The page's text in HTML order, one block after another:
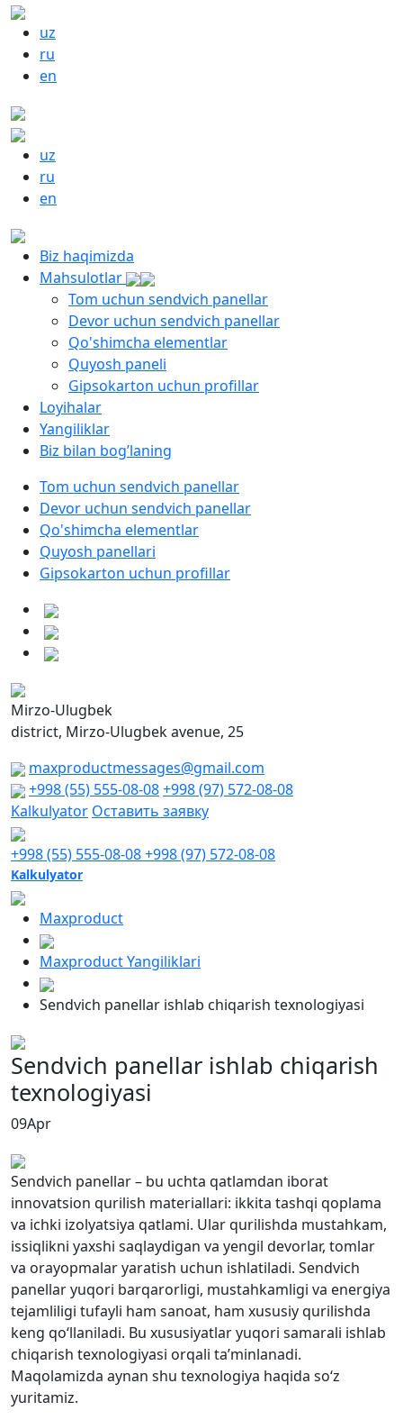
uz
ru
en
uz
ru
en
Biz haqimizda
Mahsulotlar
Tom uchun sendvich panellar
Devor uchun sendvich panellar
Qo'shimcha elementlar
Quyosh paneli
Gipsokarton uchun profillar
Loyihalar
Yangiliklar
Biz bilan bog’laning
Tom uchun sendvich panellar
Devor uchun sendvich panellar
Qo'shimcha elementlar
Quyosh panellari
Gipsokarton uchun profillar
Mirzo-Ulugbek
district, Mirzo-Ulugbek avenue, 25
maxproductmessages@gmail.com
+998 (55) 555-08-08+998 (97) 572-08-08
Kalkulyator Оставить заявку
+998 (55) 555-08-08+998 (97) 572-08-08
Kalkulyator
Maxproduct
Maxproduct Yangiliklari
Sendvich panellar ishlab chiqarish texnologiyasi
Sendvich panellar ishlab chiqarish
texnologiyasi
09Apr
Sendvich panellar – bu uchta qatlamdan iborat
innovatsion qurilish materiallari: ikkita tashqi qoplama
va ichki izolyatsiya qatlami. Ular qurilishda mustahkam,
issiqlikni yaxshi saqlaydigan va yengil devorlar, tomlar
va orayopmalar yaratish uchun ishlatiladi. Sendvich
panellar yuqori barqarorligi, mustahkamligi va energiya
tejamliligi tufayli ham sanoat, ham xususiy qurilishda
keng qo‘llaniladi. Bu xususiyatlar yuqori samarali ishlab
chiqarish texnologiyasi orqali ta’minlanadi.
Maqolamizda aynan shu texnologiya haqida so‘z
yuritamiz.